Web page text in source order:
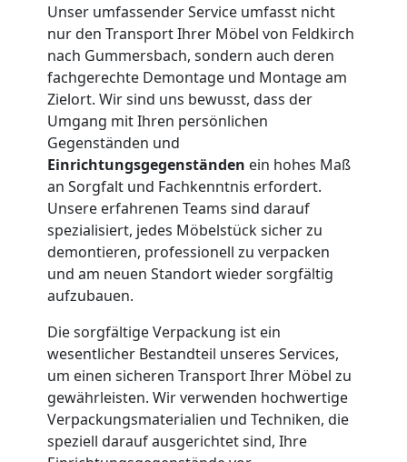
Unser umfassender Service umfasst nicht
nur den Transport Ihrer Möbel von Feldkirch
nach Gummersbach, sondern auch deren
fachgerechte Demontage und Montage am
Zielort. Wir sind uns bewusst, dass der
Umgang mit Ihren persönlichen
Gegenständen und
Einrichtungsgegenständen ein hohes Maß
an Sorgfalt und Fachkenntnis erfordert.
Unsere erfahrenen Teams sind darauf
spezialisiert, jedes Möbelstück sicher zu
demontieren, professionell zu verpacken
und am neuen Standort wieder sorgfältig
aufzubauen.
Die sorgfältige Verpackung ist ein
wesentlicher Bestandteil unseres Services,
um einen sicheren Transport Ihrer Möbel zu
gewährleisten. Wir verwenden hochwertige
Verpackungsmaterialien und Techniken, die
speziell darauf ausgerichtet sind, Ihre
Umzug
und
Lagerung
Feldkirch
Full-
Service-
Umzug
Feldkirch